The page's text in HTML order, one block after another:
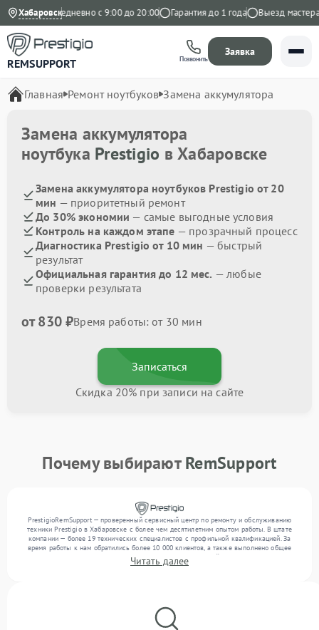
Хабаровск
Ежедневно с 9:00 до 20:00 Гарантия до 1 года Выезд мастера
REMSUPPORT Позвонить
Заявка
Главная Ремонт ноутбуков Замена аккумулятора
Замена аккумулятора
ноутбука Prestigio в Хабаровске
Замена аккумулятора ноутбуков Prestigio от 20
мин — приоритетный ремонт
До 30% экономии — самые выгодные условия
Контроль на каждом этапе — прозрачный процесс
Диагностика Prestigio от 10 мин — быстрый
результат
Официальная гарантия до 12 мес. — любые
проверки результата
от 830 ₽Время работы: от 30 мин
Записаться
Скидка 20% при записи на сайте
Почему выбираютRemSupport
PrestigioRemSupport — проверенный сервисный центр по ремонту и обслуживанию
техники Prestigio в Хабаровске с более чем десятилетним опытом работы. В штате
компании — более 19 технических специалистов с профильной квалификацией. За
время работы к нам обратились более 10 000 клиентов, а также выполнено общее
число ремонтов превысило 12 000. Ежемесячно в сервисный центр поступает более
300 устройств, включая , , . Мы работаем с широким спектром неисправностей и
Читать далее